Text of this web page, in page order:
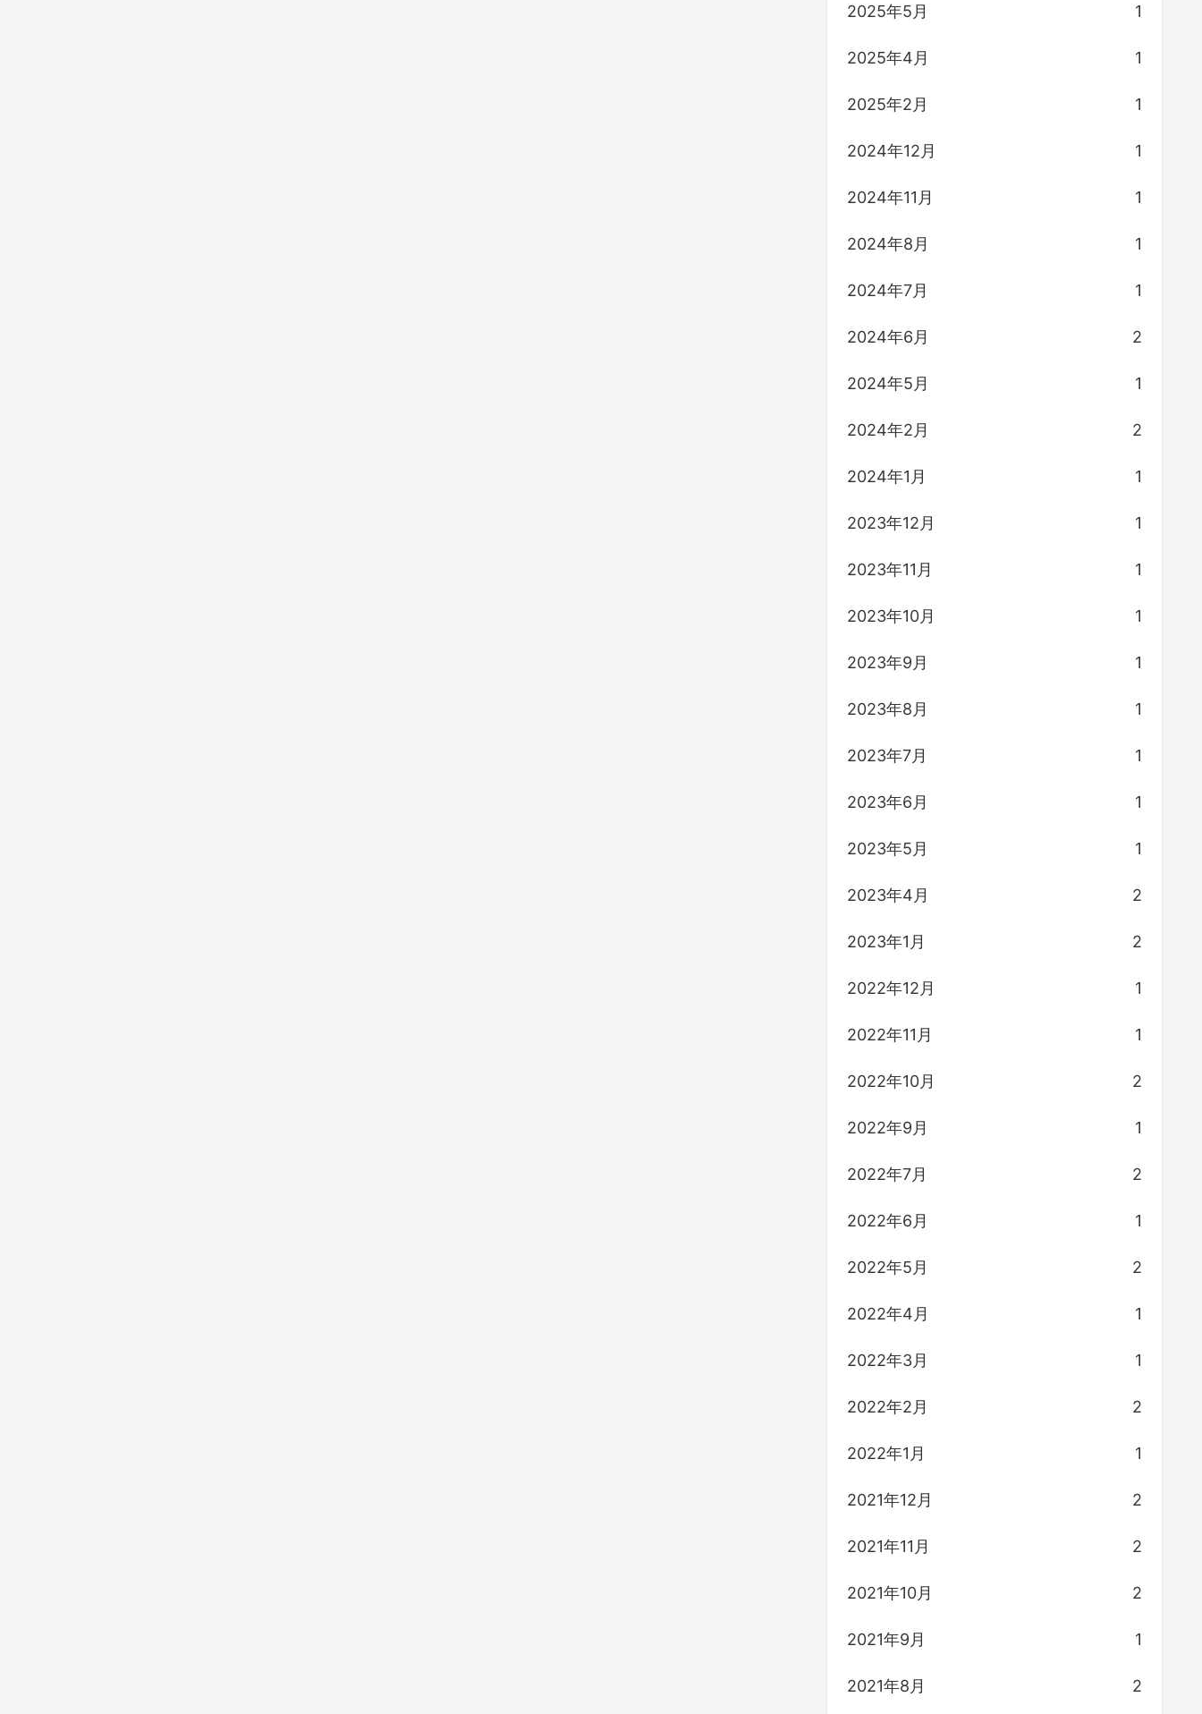
2025年5月 1
2025年4月 1
2025年2月 1
2024年12月 1
2024年11月 1
2024年8月 1
2024年7月 1
2024年6月 2
2024年5月 1
2024年2月 2
2024年1月 1
2023年12月 1
2023年11月 1
2023年10月 1
2023年9月 1
2023年8月 1
2023年7月 1
2023年6月 1
2023年5月 1
2023年4月 2
2023年1月 2
2022年12月 1
2022年11月 1
2022年10月 2
2022年9月 1
2022年7月 2
2022年6月 1
2022年5月 2
2022年4月 1
2022年3月 1
2022年2月 2
2022年1月 1
2021年12月 2
2021年11月 2
2021年10月 2
2021年9月 1
2021年8月 2